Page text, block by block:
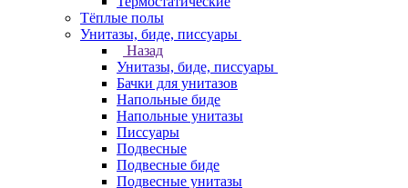
Тёплые полы
Унитазы, биде, писсуары
Назад
Унитазы, биде, писсуары
Бачки для унитазов
Напольные биде
Напольные унитазы
Писсуары
Подвесные
Подвесные биде
Подвесные унитазы